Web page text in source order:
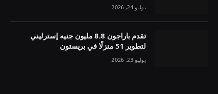
يوليو 24, 2026
تقدم باراجون 8.8 مليون جنيه إسترليني
لتطوير 51 منزلًا في بريستون
يوليو 23, 2026